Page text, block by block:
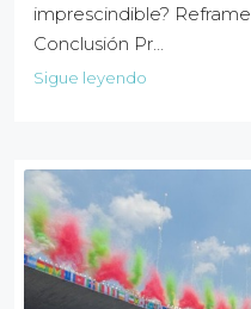
imprescindible?
Conclusión Pr…
Sigue leyendo